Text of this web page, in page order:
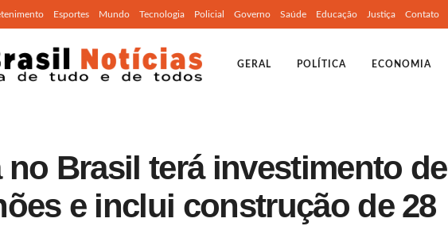
Esportes Mundo Tecnologia Policial Governo Saúde Educação Justiça Contato
GERAL POLÍTICA ECONOMIA
no Brasil terá investimento de
e inclui construção de 28